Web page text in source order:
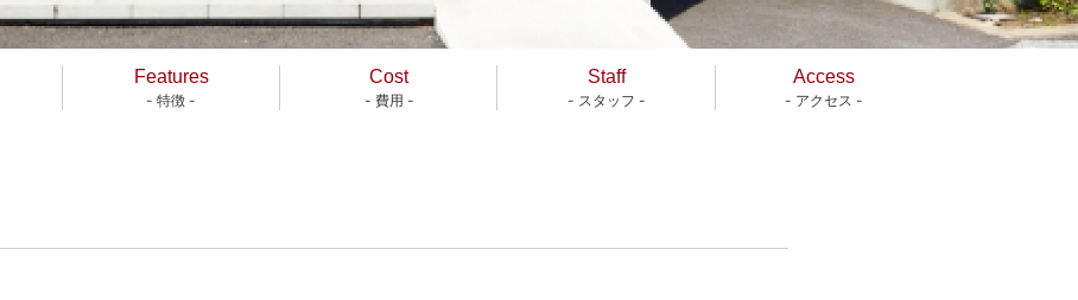
Features
- 特徴 -
Cost
- 費用 -
Staff
- スタッフ -
Access
- アクセス -